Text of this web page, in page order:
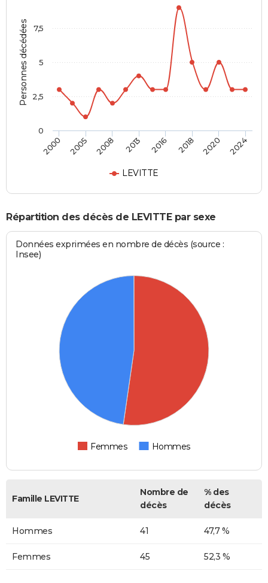
Personnes décédées
LEVITTE
2000 2005 2008 2013 2016 2018 2020 2024
0
2,5
5
7,5
Répartition des décès de LEVITTE par sexe
Données exprimées en nombre de décès (source :
Insee)
Femmes Hommes
Famille LEVITTE
Nombre de
décès
% des
décès
Hommes 41 47,7 %
Femmes 45 52,3 %